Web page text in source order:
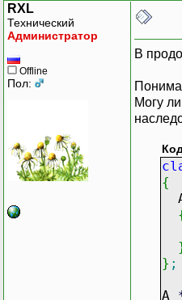
RXL
Технический
Администратор
Offline
Пол:
В
Могу
{
} ;
A